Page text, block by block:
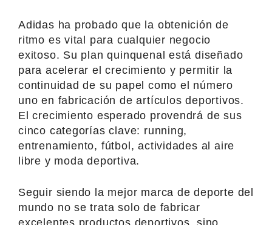
Adidas ha probado que la obtenición de
ritmo es vital para cualquier negocio
exitoso. Su plan quinquenal está diseñado
para acelerar el crecimiento y permitir la
continuidad de su papel como el número
uno en fabricación de artículos deportivos.
El crecimiento esperado provendrá de sus
cinco categorías clave: running,
entrenamiento, fútbol, actividades al aire
libre y moda deportiva.
Seguir siendo la mejor marca de deporte del
mundo no se trata solo de fabricar
excelentes productos deportivos, sino